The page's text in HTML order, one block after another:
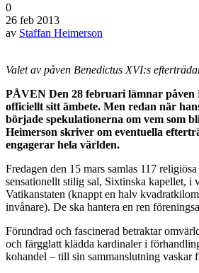
0
26 feb 2013
av Staffan Heimerson
Valet av påven Benedictus XVI:s
PÅVEN Den 28 februari lämnar påven
officiellt sitt ämbete. Men redan när
började spekulationerna om vem som
Heimerson skriver om eventuella
engagerar hela världen.
Fredagen den 15 mars samlas 117
sensationellt stilig sal, Sixtinska kapellet, i
Vatikanstaten (knappt en halv
invånare). De ska hantera en ren
Förundrad och fascinerad betraktar
och färgglatt klädda kardinaler i
kohandel – till sin sammanslutning vaskar